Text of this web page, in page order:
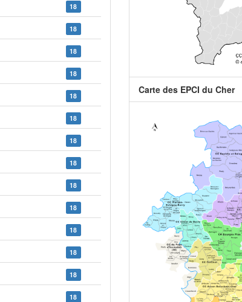
18
18
18
18
18
18
18
18
18
18
18
18
18
18
Carte des EPCI du Cher